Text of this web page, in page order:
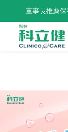
董事長推薦
科林 40 週年
🌙覺好眠全新